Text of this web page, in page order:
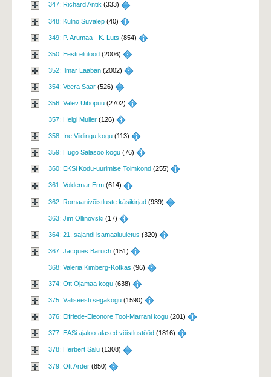
347: Richard Antik (333)
348: Kulno Süvalep (40)
349: P. Arumaa - K. Luts (854)
350: Eesti elulood (2006)
352: Ilmar Laaban (2002)
354: Veera Saar (526)
356: Valev Uibopuu (2702)
357: Helgi Muller (126)
358: Ine Viidingu kogu (113)
359: Hugo Salasoo kogu (76)
360: EKSi Kodu-uurimise Toimkond (255)
361: Voldemar Erm (614)
362: Romaanivõistluste käsikirjad (939)
363: Jim Ollinovski (17)
364: 21. sajandi isamaaluuletus (320)
367: Jacques Baruch (151)
368: Valeria Kimberg-Kotkas (96)
374: Ott Ojamaa kogu (638)
375: Väliseesti segakogu (1590)
376: Elfriede-Eleonore Tool-Marrani kogu (201)
377: EASi ajaloo-alased võistlustööd (1816)
378: Herbert Salu (1308)
379: Ott Arder (850)